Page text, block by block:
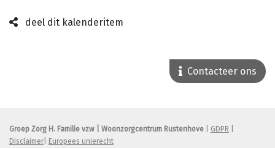
deel dit kalenderitem
Contacteer ons
Groep Zorg H. Familie vzw | Woonzorgcentrum Rustenhove GDPR
Disclaimer
Europees unierecht